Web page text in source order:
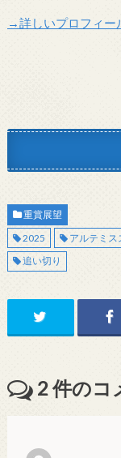
→詳しいプロフィー
重賞展望
2025
アルテミス
追い切り
2件のコ